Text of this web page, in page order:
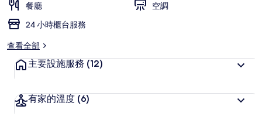
餐廳
空調
24 小時櫃台服務
查看全部
主要設施服務 (12)
有家的溫度 (6)